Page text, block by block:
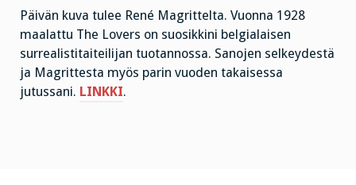
Päivän kuva tulee René Magrittelta. Vuonna 1928
maalattu The Lovers on suosikkini belgialaisen
surrealistitaiteilijan tuotannossa. Sanojen selkeydestä
ja Magrittesta myös parin vuoden takaisessa
jutussani. LINKKI.